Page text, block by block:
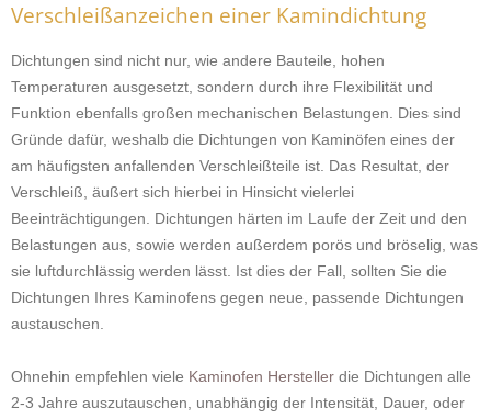
Verschleißanzeichen einer Kamindichtung
Dichtungen sind nicht nur, wie andere Bauteile, hohen
Temperaturen ausgesetzt, sondern durch ihre Flexibilität und
Funktion ebenfalls großen mechanischen Belastungen. Dies sind
Gründe dafür, weshalb die Dichtungen von Kaminöfen eines der
am häufigsten anfallenden Verschleißteile ist. Das Resultat, der
Verschleiß, äußert sich hierbei in Hinsicht vielerlei
Beeinträchtigungen. Dichtungen härten im Laufe der Zeit und den
Belastungen aus, sowie werden außerdem porös und bröselig, was
sie luftdurchlässig werden lässt. Ist dies der Fall, sollten Sie die
Dichtungen Ihres Kaminofens gegen neue, passende Dichtungen
austauschen.
Ohnehin empfehlen viele Kaminofen Hersteller die Dichtungen alle
2-3 Jahre auszutauschen, unabhängig der Intensität, Dauer, oder